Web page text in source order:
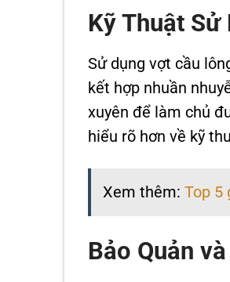
Kỹ Thuật Sử
Sử dụng vợt cầu
kết hợp nhuần
xuyên để làm chủ
hiểu rõ hơn về kỹ
Xem thêm: Top 5
Bảo Quản